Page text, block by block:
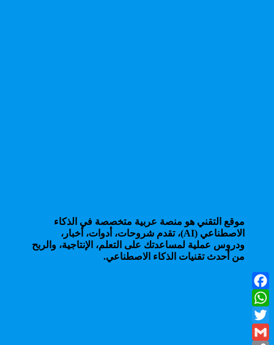
موقع التقني هو منصة عربية متخصصة في الذكاء
الاصطناعي (AI)، تقدم شروحات، أدوات، أخبار،
ودروس عملية لمساعدتك على التعلم، الإنتاجية، والربح
من أحدث تقنيات الذكاء الاصطناعي.
Facebook
WhatsApp
Twitter